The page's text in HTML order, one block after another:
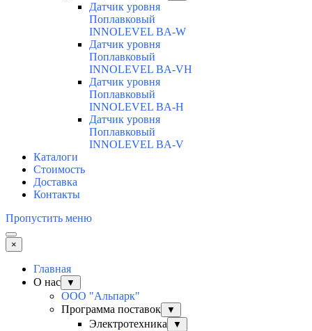
Датчик уровня
Поплавковый
INNOLEVEL BA-W
Датчик уровня
Поплавковый
INNOLEVEL BA-VH
Датчик уровня
Поплавковый
INNOLEVEL BA-H
Датчик уровня
Поплавковый
INNOLEVEL BA-V
Каталоги
Стоимость
Доставка
Контакты
Пропустить меню
×
Главная
О нас
▼
ООО "Альпарк"
Программа поставок
▼
Электротехника ▼